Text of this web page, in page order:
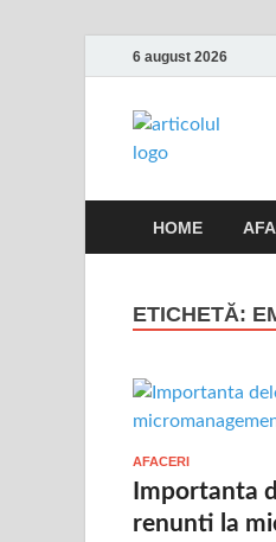
6 august 2026
HOME
ETICHETĂ:
AFACERI
Importanta
renunti la